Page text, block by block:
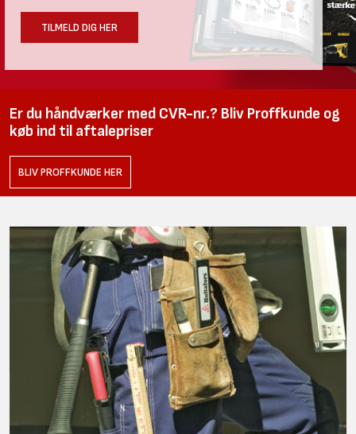
TILMELD DIG HER
Er du håndværker med CVR-nr.? Bliv Proffkunde og
køb ind til aftalepriser
BLIV PROFFKUNDE HER